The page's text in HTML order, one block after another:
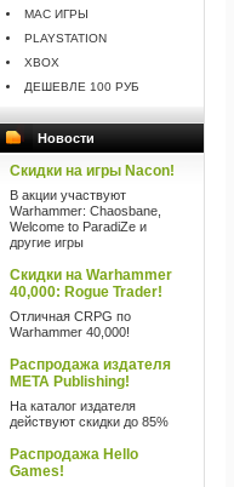
MAC ИГРЫ
PLAYSTATION
XBOX
ДЕШЕВЛЕ 100 РУБ
Новости
Скидки на игры Nacon!
В акции участвуют
Warhammer: Chaosbane,
Welcome to ParadiZe и
другие игры
Скидки на Warhammer
40,000: Rogue Trader!
Отличная CRPG по
Warhammer 40,000!
Распродажа издателя
META Publishing!
На каталог издателя
действуют скидки до 85%
Распродажа Hello
Games!